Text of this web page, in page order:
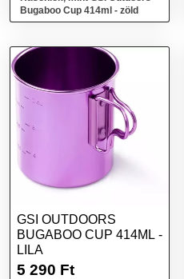
Bugaboo Cup 414ml - zöld
GSI OUTDOORS
BUGABOO CUP 414ML -
LILA
5 290 Ft